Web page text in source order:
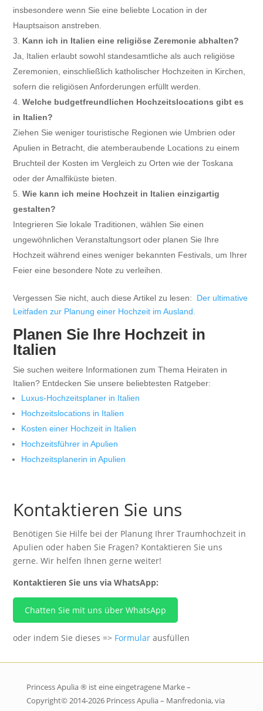
insbesondere wenn Sie eine beliebte Location in der
Hauptsaison anstreben.
Kann ich in Italien eine religiöse Zeremonie abhalten?
Ja, Italien erlaubt sowohl standesamtliche als auch religiöse
Zeremonien, einschließlich katholischer Hochzeiten in Kirchen,
sofern die religiösen Anforderungen erfüllt werden.
Welche budgetfreundlichen Hochzeitslocations gibt es
in Italien?
Ziehen Sie weniger touristische Regionen wie Umbrien oder
Apulien in Betracht, die atemberaubende Locations zu einem
Bruchteil der Kosten im Vergleich zu Orten wie der Toskana
oder der Amalfiküste bieten.
Wie kann ich meine Hochzeit in Italien einzigartig
gestalten?
Integrieren Sie lokale Traditionen, wählen Sie einen
ungewöhnlichen Veranstaltungsort oder planen Sie Ihre
Hochzeit während eines weniger bekannten Festivals, um Ihrer
Feier eine besondere Note zu verleihen.
Vergessen Sie nicht, auch diese Artikel zu lesen: Der ultimative
Leitfaden zur Planung einer Hochzeit im Ausland.
Planen Sie Ihre Hochzeit in
Italien
Sie suchen weitere Informationen zum Thema Heiraten in
Italien? Entdecken Sie unsere beliebtesten Ratgeber:
Luxus-Hochzeitsplaner in Italien
Hochzeitslocations in Italien
Kosten einer Hochzeit in Italien
Hochzeitsführer in Apulien
Hochzeitsplanerin in Apulien
Kontaktieren Sie uns
Benötigen Sie Hilfe bei der Planung Ihrer Traumhochzeit in
Apulien oder haben Sie Fragen? Kontaktieren Sie uns
gerne. Wir helfen Ihnen gerne weiter!
Kontaktieren Sie uns via WhatsApp:
Chatten Sie mit uns über WhatsApp
oder indem Sie dieses => Formular ausfüllen
Princess Apulia ® ist eine eingetragene Marke –
Copyright©2014-2026 Princess Apulia – Manfredonia, via